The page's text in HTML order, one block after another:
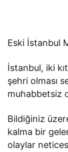
Eski İstanbul
İstanbul, iki
şehri olması
muhabbetsiz
Bildiğiniz
kalma bir
olaylar